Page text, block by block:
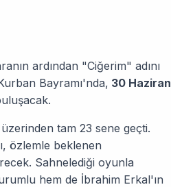
ardından "Ciğerim" adını
Bayramı'nda, 30 Haziran
tam 23 sene geçti.
özlemle beklenen
Sahnelediği oyunla
hem de İbrahim Erkal'ın